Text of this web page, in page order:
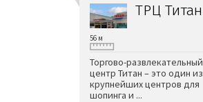
ТРЦ Титан
56 м
Торгово-развлекательный
центр Титан – это один из
крупнейших центров для
шопинга и ...